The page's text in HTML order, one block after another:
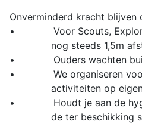
Onverminderd kracht blijven
• Voor Scouts,
nog steeds 1,5m
• Ouders wachten
• We organiseren
activiteiten op eigen
• Houdt je aan de
de ter beschikking